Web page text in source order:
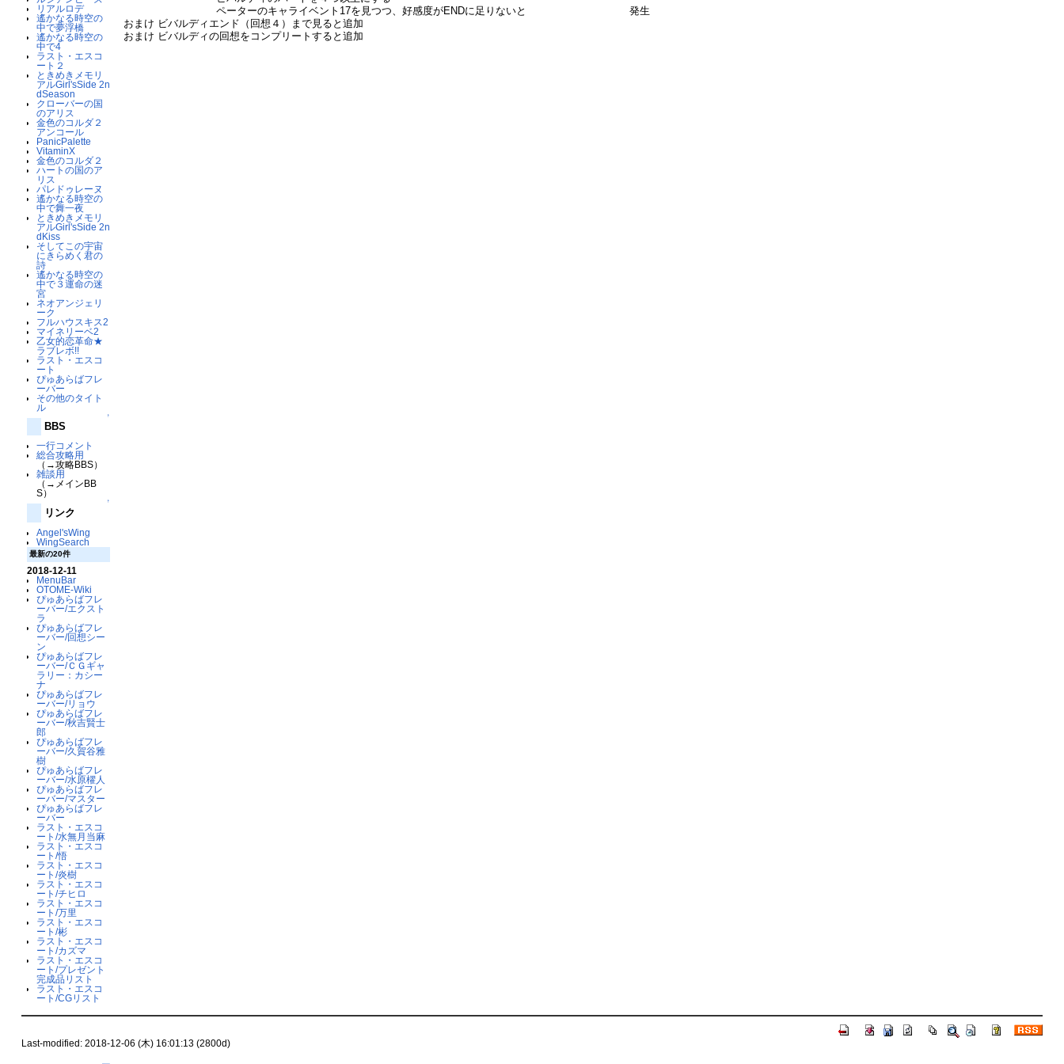
リアルロデ
遙かなる時空の
中で夢浮橋
遙かなる時空の
中で4
ラスト・エスコ
ート２
ときめきメモリ
アルGirl'sSide 2n
dSeason
クローバーの国
のアリス
金色のコルダ２
アンコール
PanicPalette
VitaminX
金色のコルダ２
ハートの国のア
リス
パレドゥレーヌ
遙かなる時空の
中で舞一夜
ときめきメモリ
アルGirl'sSide 2n
dKiss
そしてこの宇宙
にきらめく君の
詩
遙かなる時空の
中で３運命の迷
宮
ネオアンジェリ
ーク
フルハウスキス2
マイネリーベ2
乙女的恋革命★
ラブレボ!!
ラスト・エスコ
ート
ぴゅあらばフレ
ーバー
その他のタイト
ル
↑
BBS
一行コメント
総合攻略用
（→攻略BBS）
雑談用
（→メインBB
S）
↑
リンク
Angel'sWing
WingSearch
最新の20件
2018-12-11
MenuBar
OTOME-Wiki
ぴゅあらばフレ
ーバー/エクスト
ラ
ぴゅあらばフレ
ーバー/回想シー
ン
ぴゅあらばフレ
ーバー/ＣＧギャ
ラリー：カシー
ナ
ぴゅあらばフレ
ーバー/リョウ
ぴゅあらばフレ
ーバー/秋吉賢士
郎
ぴゅあらばフレ
ーバー/久賀谷雅
樹
ぴゅあらばフレ
ーバー/水原櫂人
ぴゅあらばフレ
ーバー/マスター
ぴゅあらばフレ
ーバー
ラスト・エスコ
ート/水無月当麻
ラスト・エスコ
ート/悟
ラスト・エスコ
ート/炎樹
ラスト・エスコ
ート/チヒロ
ラスト・エスコ
ート/万里
ラスト・エスコ
ート/彬
ラスト・エスコ
ート/カズマ
ラスト・エスコ
ート/プレゼント
完成品リスト
ラスト・エスコ
ート/CGリスト
ペーターのキャライベント17を見つつ、好感度がENDに足りないと 発生
おまけ ビバルディエンド（回想４）まで見ると追加
おまけ ビバルディの回想をコンプリートすると追加
Last-modified: 2018-12-06 (木) 16:01:13 (2800d)